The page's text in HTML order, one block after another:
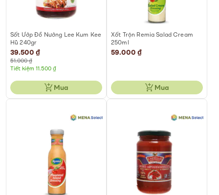
Sốt Ướp Đồ Nướng Lee Kum Kee
Hũ 240gr
Special
Price
39.500 ₫
51.000 ₫
Tiết kiệm 11.500 ₫
Mua
Xốt Trộn Remia Salad Cream
250ml
59.000 ₫
Mua